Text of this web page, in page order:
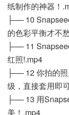
纸制作的神器！
├── 10
的色彩平衡才不
├── 11
红照!.mp4
├── 12 你拍的
级，直接套用即
├── 13 用
美！.mp4